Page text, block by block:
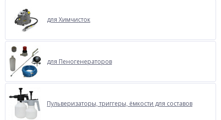
для Химчисток
для Пеногенераторов
Пульверизаторы, триггеры, ёмкости для составов